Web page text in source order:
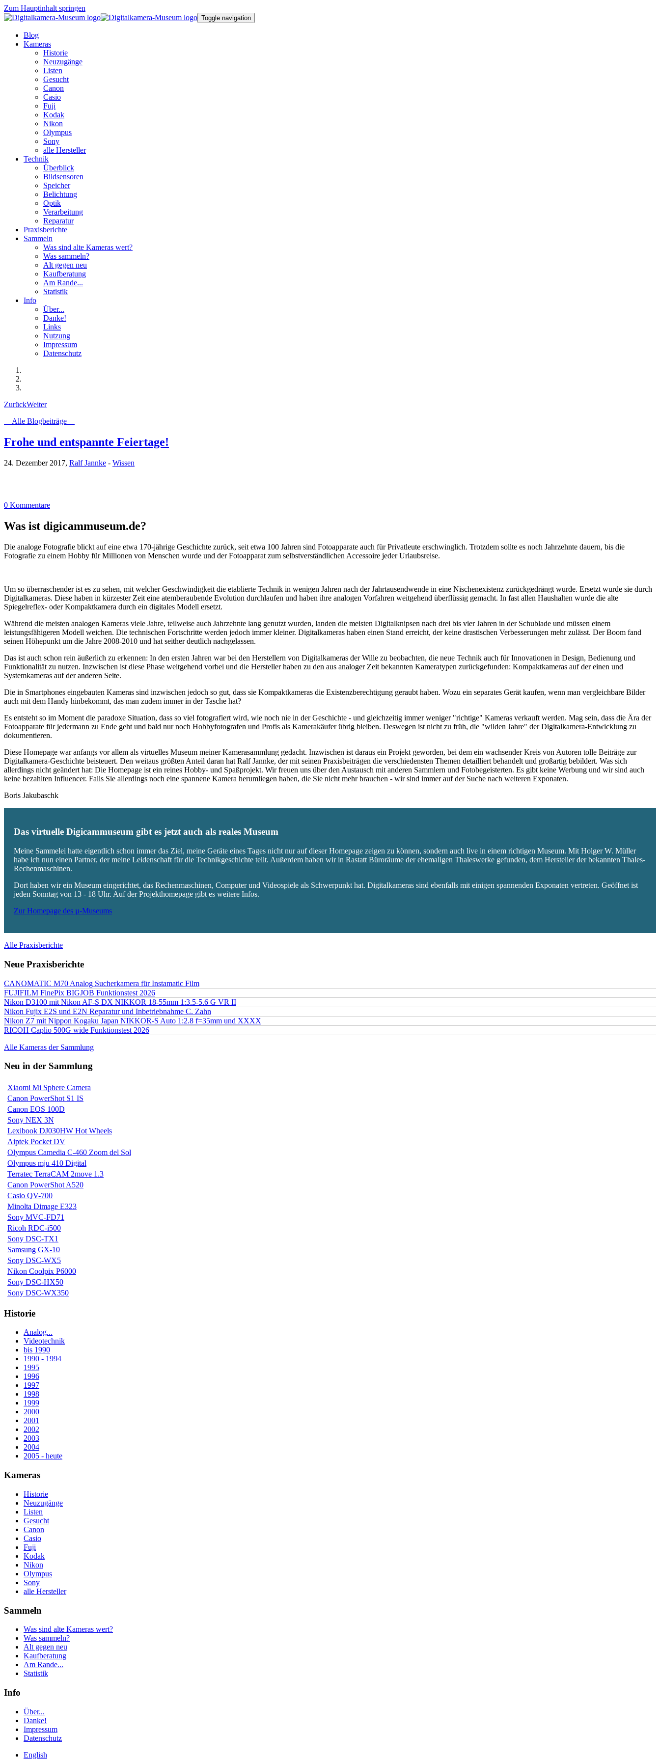
Zum Hauptinhalt springen
Toggle navigation
Blog
Kameras
Historie
Neuzugänge
Listen
Gesucht
Canon
Casio
Fuji
Kodak
Nikon
Olympus
Sony
alle Hersteller
Technik
Überblick
Bildsensoren
Speicher
Belichtung
Optik
Verarbeitung
Reparatur
Praxisberichte
Sammeln
Was sind alte Kameras wert?
Was sammeln?
Alt gegen neu
Kaufberatung
Am Rande...
Statistik
Info
Über...
Danke!
Links
Nutzung
Impressum
Datenschutz
ZurückWeiter
Alle Blogbeiträge
Frohe und entspannte Feiertage!
24. Dezember 2017, Ralf Jannke - Wissen
0 Kommentare
Was ist digicammuseum.de?
Die analoge Fotografie blickt auf eine etwa 170-jährige Geschichte zurück, seit etwa 100 Jahren sind Fotoapparate auch für Privatleute erschwinglich. Trotzdem sollte es noch Jahrzehnte dauern, bis die
Fotografie zu einem Hobby für Millionen von Menschen wurde und der Fotoapparat zum selbstverständlichen Accessoire jeder Urlaubsreise.
Um so überraschender ist es zu sehen, mit welcher Geschwindigkeit die etablierte Technik in wenigen Jahren nach der Jahrtausendwende in eine Nischenexistenz zurückgedrängt wurde. Ersetzt wurde sie durch
Digitalkameras. Diese haben in kürzester Zeit eine atemberaubende Evolution durchlaufen und haben ihre analogen Vorfahren weitgehend überflüssig gemacht. In fast allen Haushalten wurde die alte
Spiegelreflex- oder Kompaktkamera durch ein digitales Modell ersetzt.
Während die meisten analogen Kameras viele Jahre, teilweise auch Jahrzehnte lang genutzt wurden, landen die meisten Digitalknipsen nach drei bis vier Jahren in der Schublade und müssen einem
leistungsfähigeren Modell weichen. Die technischen Fortschritte werden jedoch immer kleiner. Digitalkameras haben einen Stand erreicht, der keine drastischen Verbesserungen mehr zulässt. Der Boom fand
seinen Höhepunkt um die Jahre 2008-2010 und hat seither deutlich nachgelassen.
Das ist auch schon rein äußerlich zu erkennen: In den ersten Jahren war bei den Herstellern von Digitalkameras der Wille zu beobachten, die neue Technik auch für Innovationen in Design, Bedienung und
Funktionalität zu nutzen. Inzwischen ist diese Phase weitgehend vorbei und die Hersteller haben zu den aus analoger Zeit bekannten Kameratypen zurückgefunden: Kompaktkameras auf der einen und
Systemkameras auf der anderen Seite.
Die in Smartphones eingebauten Kameras sind inzwischen jedoch so gut, dass sie Kompaktkameras die Existenzberechtigung geraubt haben. Wozu ein separates Gerät kaufen, wenn man vergleichbare Bilder
auch mit dem Handy hinbekommt, das man zudem immer in der Tasche hat?
Es entsteht so im Moment die paradoxe Situation, dass so viel fotografiert wird, wie noch nie in der Geschichte - und gleichzeitig immer weniger "richtige" Kameras verkauft werden. Mag sein, dass die Ära der
Fotoapparate für jedermann zu Ende geht und bald nur noch Hobbyfotografen und Profis als Kamerakäufer übrig bleiben. Deswegen ist nicht zu früh, die "wilden Jahre" der Digitalkamera-Entwicklung zu
dokumentieren.
Diese Homepage war anfangs vor allem als virtuelles Museum meiner Kamerasammlung gedacht. Inzwischen ist daraus ein Projekt geworden, bei dem ein wachsender Kreis von Autoren tolle Beiträge zur
Digitalkamera-Geschichte beisteuert. Den weitaus größten Anteil daran hat Ralf Jannke, der mit seinen Praxisbeiträgen die verschiedensten Themen detailliert behandelt und großartig bebildert. Was sich
allerdings nicht geändert hat: Die Homepage ist ein reines Hobby- und Spaßprojekt. Wir freuen uns über den Austausch mit anderen Sammlern und Fotobegeisterten. Es gibt keine Werbung und wir sind auch
keine bezahlten Influencer. Falls Sie allerdings noch eine spannene Kamera herumliegen haben, die Sie nicht mehr brauchen - wir sind immer auf der Suche nach weiteren Exponaten.
Boris Jakubaschk
Das virtuelle Digicammuseum gibt es jetzt auch als reales Museum
Meine Sammelei hatte eigentlich schon immer das Ziel, meine Geräte eines Tages nicht nur auf dieser Homepage zeigen zu können, sondern auch live in einem richtigen Museum. Mit Holger W. Müller
habe ich nun einen Partner, der meine Leidenschaft für die Technikgeschichte teilt. Außerdem haben wir in Rastatt Büroräume der ehemaligen Thaleswerke gefunden, dem Hersteller der bekannten Thales-
Rechenmaschinen.
Dort haben wir ein Museum eingerichtet, das Rechenmaschinen, Computer und Videospiele als Schwerpunkt hat. Digitalkameras sind ebenfalls mit einigen spannenden Exponaten vertreten. Geöffnet ist
jeden Sonntag von 13 - 18 Uhr. Auf der Projekthomepage gibt es weitere Infos.
Zur Homepage des µ-Museums
Alle Praxisberichte
Neue Praxisberichte
CANOMATIC M70 Analog Sucherkamera für Instamatic Film
FUJIFILM FinePix BIGJOB Funktionstest 2026
Nikon D3100 mit Nikon AF-S DX NIKKOR 18-55mm 1:3.5-5.6 G VR II
Nikon Fujix E2S und E2N Reparatur und Inbetriebnahme C. Zahn
Nikon Z7 mit Nippon Kogaku Japan NIKKOR-S Auto 1:2.8 f=35mm und XXXX
RICOH Caplio 500G wide Funktionstest 2026
Alle Kameras der Sammlung
Neu in der Sammlung
Xiaomi Mi Sphere Camera
Canon PowerShot S1 IS
Canon EOS 100D
Sony NEX 3N
Lexibook DJ030HW Hot Wheels
Aiptek Pocket DV
Olympus Camedia C-460 Zoom del Sol
Olympus mju 410 Digital
Terratec TerraCAM 2move 1.3
Canon PowerShot A520
Casio QV-700
Minolta Dimage E323
Sony MVC-FD71
Ricoh RDC-i500
Sony DSC-TX1
Samsung GX-10
Sony DSC-WX5
Nikon Coolpix P6000
Sony DSC-HX50
Sony DSC-WX350
Historie
Analog...
Videotechnik
bis 1990
1990 - 1994
1995
1996
1997
1998
1999
2000
2001
2002
2003
2004
2005 - heute
Kameras
Historie
Neuzugänge
Listen
Gesucht
Canon
Casio
Fuji
Kodak
Nikon
Olympus
Sony
alle Hersteller
Sammeln
Was sind alte Kameras wert?
Was sammeln?
Alt gegen neu
Kaufberatung
Am Rande...
Statistik
Info
Über...
Danke!
Impressum
Datenschutz
English